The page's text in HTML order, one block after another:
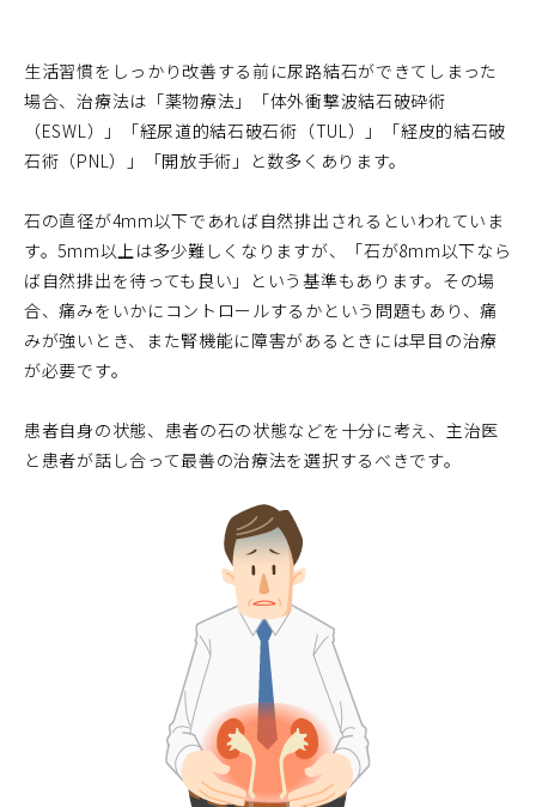
生活習慣をしっかり改善する前に尿路結石ができてしまった
場合、治療法は「薬物療法」「体外衝撃波結石破砕術
（ESWL）」「経尿道的結石破石術（TUL）」「経皮的結石破
石術（PNL）」「開放手術」と数多くあります。
石の直径が4mm以下であれば自然排出されるといわれていま
す。5mm以上は多少難しくなりますが、「石が8mm以下なら
ば自然排出を待っても良い」という基準もあります。その場
合、痛みをいかにコントロールするかという問題もあり、痛
みが強いとき、また腎機能に障害があるときには早目の治療
が必要です。
患者自身の状態、患者の石の状態などを十分に考え、主治医
と患者が話し合って最善の治療法を選択するべきです。